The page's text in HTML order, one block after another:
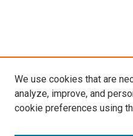
We use cookies that are
analyze, improve, and
cookie preferences using